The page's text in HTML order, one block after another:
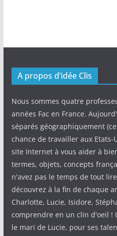
A propos d’idée Clis
Nous sommes quatre
années Fac en France.
séparés géographiquement
chance de travailler aux Etats-
site Internet à vous aider à
termes, objets, concepts
n'avez pas le temps de tout
découvrez à la fin de chaque
Charlotte, Lucie, Isidore,
comprendre en un clin d'oeil !
le mari de Lucie, pour ses